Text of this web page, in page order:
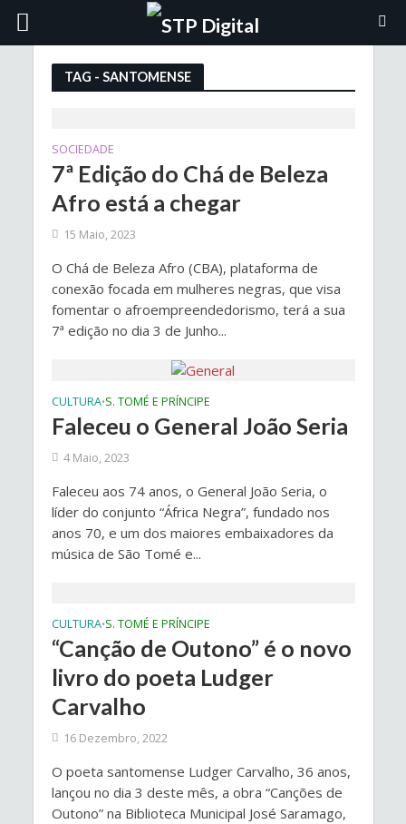
TAG - SANTOMENSE
SOCIEDADE
7ª Edição do Chá de Beleza
Afro está a chegar
15 Maio, 2023
O Chá de Beleza Afro (CBA), plataforma de
conexão focada em mulheres negras, que visa
fomentar o afroempreendedorismo, terá a sua
7ª edição no dia 3 de Junho...
CULTURA•S. TOMÉ E PRÍNCIPE
Faleceu o General João Seria
4 Maio, 2023
Faleceu aos 74 anos, o General João Seria, o
líder do conjunto “África Negra”, fundado nos
anos 70, e um dos maiores embaixadores da
música de São Tomé e...
CULTURA•S. TOMÉ E PRÍNCIPE
“Canção de Outono” é o novo
livro do poeta Ludger
Carvalho
16 Dezembro, 2022
O poeta santomense Ludger Carvalho, 36 anos,
lançou no dia 3 deste mês, a obra “Canções de
Outono” na Biblioteca Municipal José Saramago,